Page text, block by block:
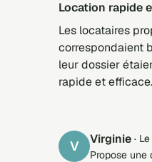
Location rapide
Les locataires
correspondaient
leur dossier
rapide et
V Virginie ·
Propose une